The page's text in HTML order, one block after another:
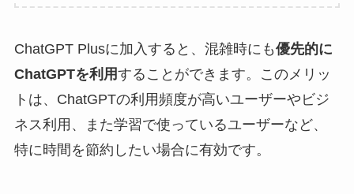
ChatGPT Plusに加入すると、混雑時にも優先的に
ChatGPTを利用することができます。このメリッ
トは、ChatGPTの利用頻度が高いユーザーやビジ
ネス利用、また学習で使っているユーザーなど、
特に時間を節約したい場合に有効です。